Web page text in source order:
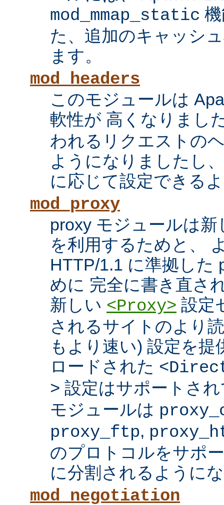
mod_mmap_static
た、追加のキャッシ
ます。
mod_headers
このモジュールは
軟性が 高くなりまし
われるリクエストの
ようになりましたし
に応じて設定できる
mod_proxy
proxy モジュールは
を利用するためと、
HTTP/1.1 に準拠した
めに 完全に書き直さ
新しい <Proxy> 設定
されるサイトのより
もより速い) 設定を
ロードされた
> 設定はサポートさ
モジュールは
proxy_ftp,
のプロトコルをサポ
に分割されるように
mod_negotiation